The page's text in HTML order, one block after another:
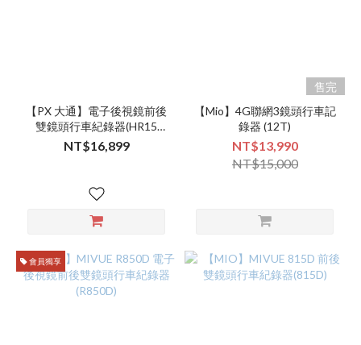
【PX 大通】電子後視鏡前後
雙鏡頭行車紀錄器(HR15
PRO)
NT$16,899
售完
【Mio】4G聯網3鏡頭行車記
錄器 (12T)
NT$13,990
NT$15,000
會員獨享